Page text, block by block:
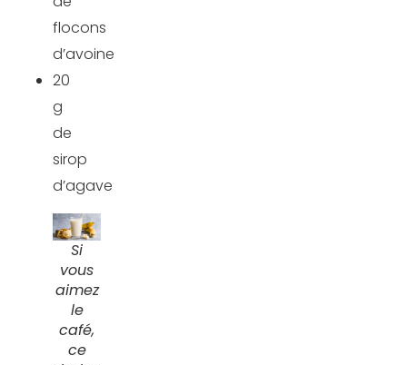
flocons
d’avoine
20
g
de
sirop
d’agave
Si
vous
aimez
le
café,
ce